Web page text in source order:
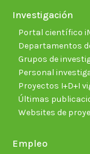
Investigación
Portal científico
Departamentos
Grupos de
Personal
Proyectos I+D+I
Últimas
Websites de
Empleo